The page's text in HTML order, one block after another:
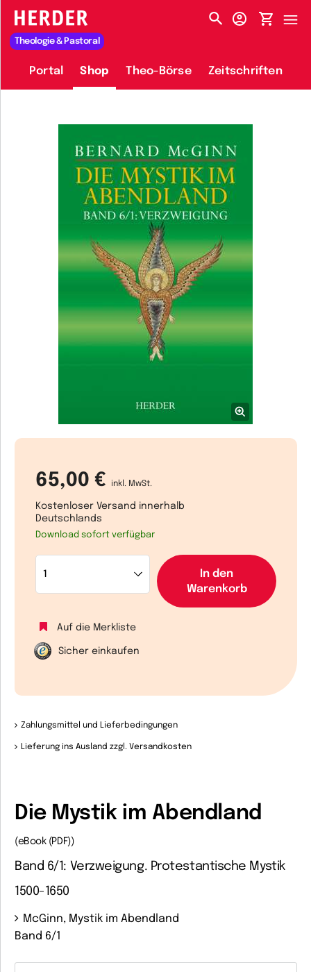
HERDER-MENÜ
Theologie & Pastoral
Portal Shop Theo-Börse Zeitschriften
65,00 € inkl. MwSt.
Kostenloser Versand innerhalb
Deutschlands
Download sofort verfügbar
In den
Warenkorb
Auf die Merkliste
Sicher einkaufen
Zahlungsmittel und Lieferbedingungen
Lieferung ins Ausland zzgl. Versandkosten
Die Mystik im Abendland
(eBook (PDF))
Band 6/1: Verzweigung. Protestantische Mystik
1500-1650
McGinn, Mystik im Abendland
Band 6/1